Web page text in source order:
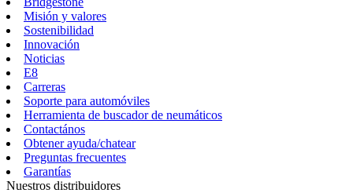
Misión y valores
Sostenibilidad
Innovación
Noticias
E8
Carreras
Soporte para automóviles
Herramienta de buscador de neumáticos
Contactános
Obtener ayuda/chatear
Preguntas frecuentes
Garantías
Nuestros distribuidores